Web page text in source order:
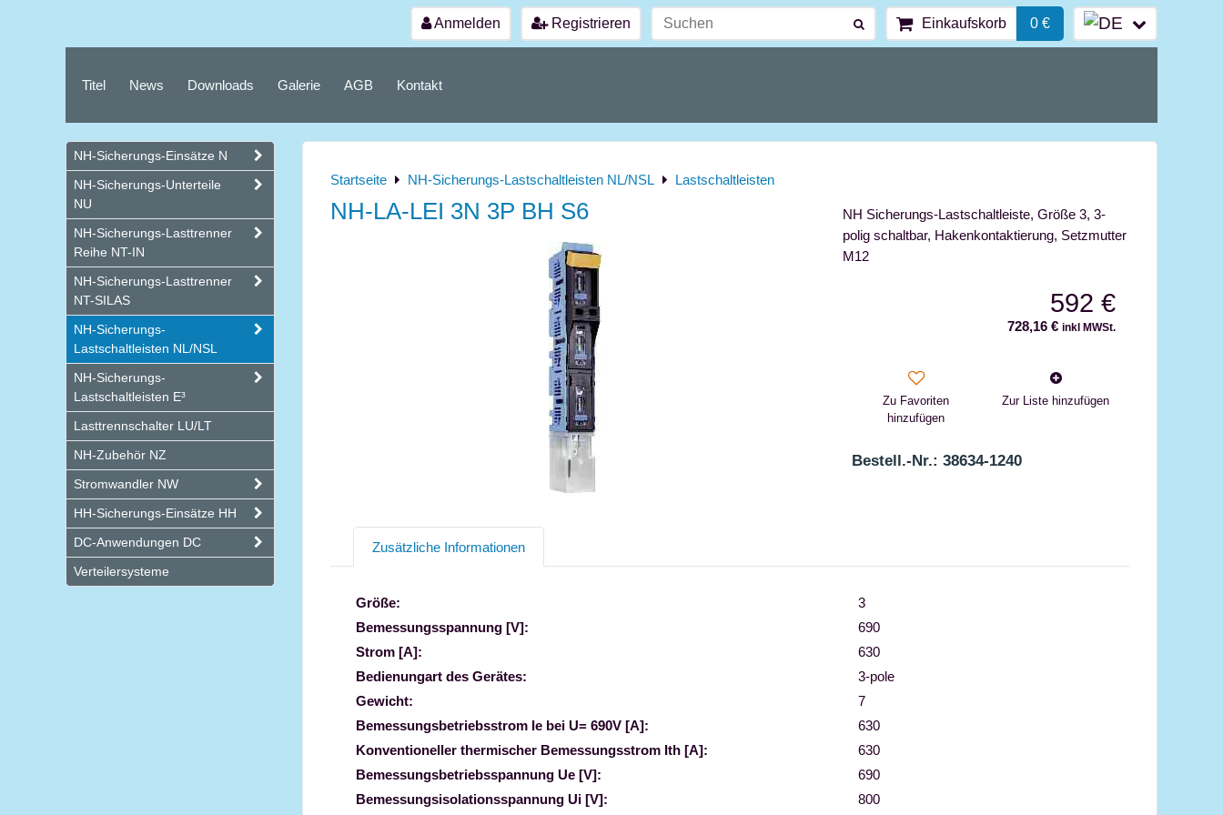
Anmelden Registrieren Einkaufskorb 0 €
Titel News Downloads Galerie AGB Kontakt
Startseite NH-Sicherungs-Lastschaltleisten NL/NSL Lastschaltleisten
NH-LA-LEI 3N 3P BH S6
NH Sicherungs-Lastschaltleiste, Größe 3, 3-
polig schaltbar, Hakenkontaktierung, Setzmutter
M12
592 €
728,16 € inkl MWSt.
Zu Favoriten
hinzufügen
Zur Liste hinzufügen
Bestell.-Nr.: 38634-1240
Zusätzliche Informationen
Größe:
3
Bemessungsspannung [V]:
690
Strom [A]:
630
Bedienungart des Gerätes:
3-pole
Gewicht:
7
Bemessungsbetriebsstrom Ie bei U= 690V [A]:
630
Konventioneller thermischer Bemessungsstrom Ith [A]:
630
Bemessungsbetriebsspannung Ue [V]:
690
Bemessungsisolationsspannung Ui [V]:
800
NH-Sicherungs-Einsätze N
NH-Sicherungs-Unterteile
NU
NH-Sicherungs-Lasttrenner
Reihe NT-IN
NH-Sicherungs-Lasttrenner
NT-SILAS
NH-Sicherungs-
Lastschaltleisten NL/NSL
NH-Sicherungs-
Lastschaltleisten E³
Lasttrennschalter LU/LT
NH-Zubehör NZ
Stromwandler NW
HH-Sicherungs-Einsätze HH
DC-Anwendungen DC
Verteilersysteme